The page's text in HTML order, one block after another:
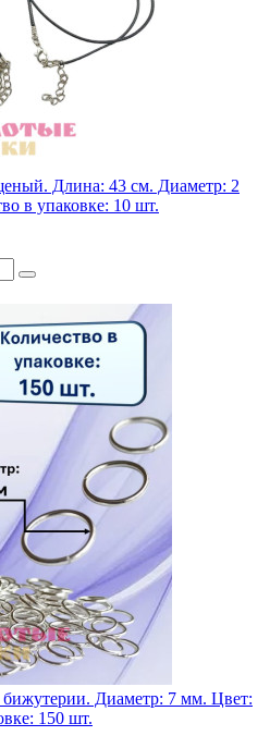
Длина: 43 см. Диаметр: 2
в упаковке: 10 шт.
бижутерии. Диаметр: 7 мм. Цвет:
150 шт.